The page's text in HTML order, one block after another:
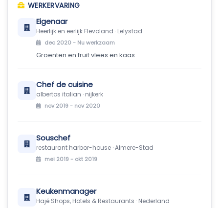
WERKERVARING
Eigenaar
Heerlijk en eerlijk Flevoland · Lelystad
dec 2020 - Nu werkzaam
Groenten en fruit vlees en kaas
Chef de cuisine
albertos italian · nijkerk
nov 2019 - nov 2020
Souschef
restaurant harbor-house · Almere-Stad
mei 2019 - okt 2019
Keukenmanager
Hajé Shops, Hotels & Restaurants · Nederland